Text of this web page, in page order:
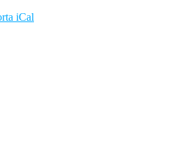
iCal